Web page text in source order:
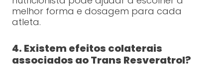
melhor forma e dosagem para cada
atleta.
4. Existem efeitos colaterais
associados ao Trans Resveratrol?